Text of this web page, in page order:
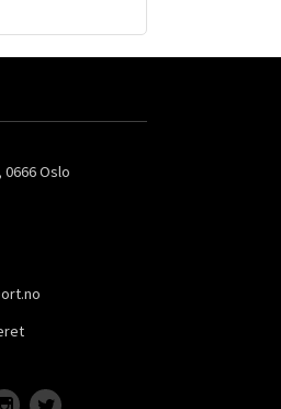
, 0666Oslo